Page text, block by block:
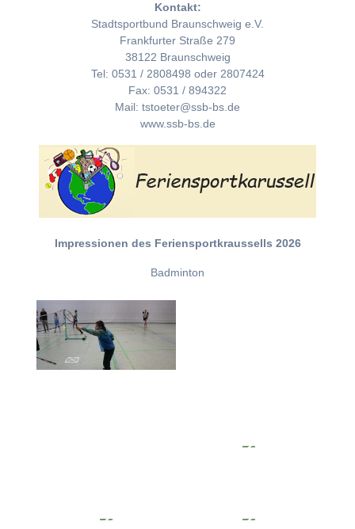
Kontakt:
Stadtsportbund Braunschweig e.V.
Frankfurter Straße 279
38122 Braunschweig
Tel: 0531 / 2808498 oder 2807424
Fax: 0531 / 894322
Mail: tstoeter@ssb-bs.de
www.ssb-bs.de
Impressionen des Feriensportkraussells 2026
Badminton